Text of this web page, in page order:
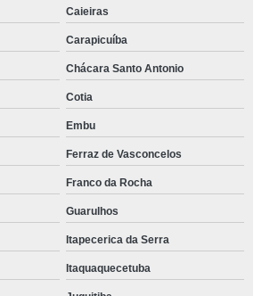
Caieiras
Carapicuíba
Chácara Santo Antonio
Cotia
Embu
Ferraz de Vasconcelos
Franco da Rocha
Guarulhos
Itapecerica da Serra
Itaquaquecetuba